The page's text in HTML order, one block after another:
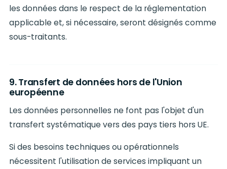
les données dans le respect de la réglementation
applicable et, si nécessaire, seront désignés comme
sous-traitants.
9. Transfert de données hors de l'Union
européenne
Les données personnelles ne font pas l'objet d'un
transfert systématique vers des pays tiers hors UE.
Si des besoins techniques ou opérationnels
nécessitent l'utilisation de services impliquant un